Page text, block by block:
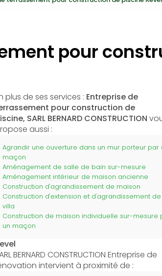
pour
plus de ses services : Entreprise de
pour construction de
SARL BERNARD CONSTRUCTION
aussi :
Agrandir une ouverture dans un mur porteur par
maçon
Aménagement de salle de bain sur-mesure
Aménagement intérieur de maison ancienne
Construction d'agrandissement de maison
Construction d'extension et d'agrandissement de
villa
Construction de maison individuelle sur-mesure
un maçon
BERNARD CONSTRUCTION Entreprise de
intervient à proximité de :